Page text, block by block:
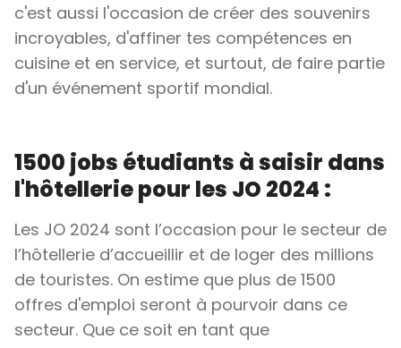
c'est aussi l'occasion de créer des souvenirs
incroyables, d'affiner tes compétences en
cuisine et en service, et surtout, de faire partie
d'un événement sportif mondial.
1500 jobs étudiants à saisir dans
l'hôtellerie pour les JO 2024 :
Les JO 2024 sont l’occasion pour le secteur de
l’hôtellerie d’accueillir et de loger des millions
de touristes. On estime que plus de 1500
offres d'emploi seront à pourvoir dans ce
secteur. Que ce soit en tant que